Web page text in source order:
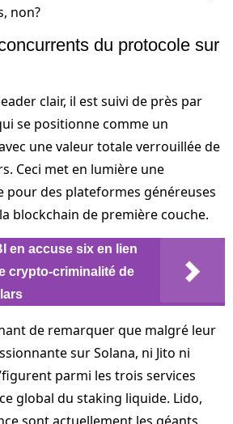
non?
du protocole sur
clair, il est suivi de près par
se positionne comme un
une valeur totale verrouillée de
Ceci met en lumière une
pour des plateformes généreuses
blockchain de première couche.
en accuse six en lien
crypto-criminalité de
de remarquer que malgré leur
sur Solana, ni Jito ni
parmi les trois services
global du staking liquide. Lido,